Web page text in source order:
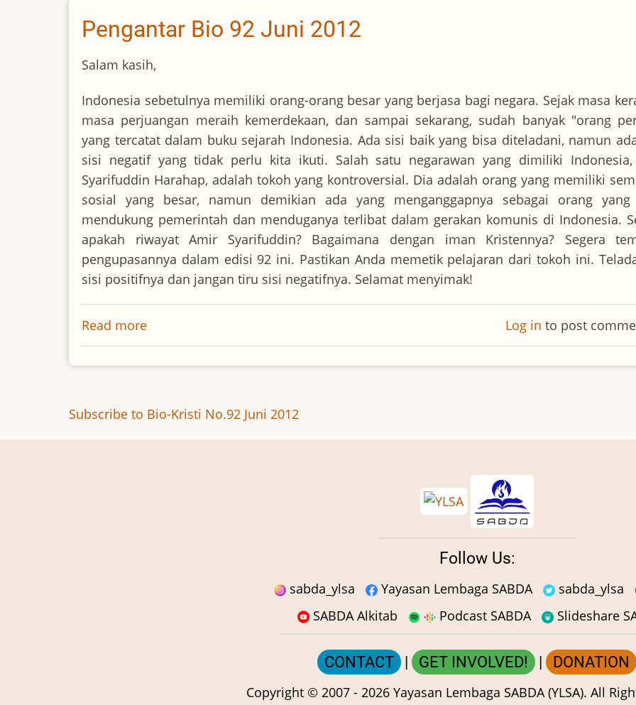
Presiden
Pengantar Bio 92 Juni 2012
Salam kasih,
Indonesia sebetulnya memiliki orang-orang besar yang berjasa bagi negara. Sejak masa
masa perjuangan meraih kemerdekaan, dan sampai sekarang, sudah banyak "orang
yang tercatat dalam buku sejarah Indonesia. Ada sisi baik yang bisa diteladani, namun
sisi negatif yang tidak perlu kita ikuti. Salah satu negarawan yang dimiliki
Syarifuddin Harahap, adalah tokoh yang kontroversial. Dia adalah orang yang memiliki
sosial yang besar, namun demikian ada yang menganggapnya sebagai orang
mendukung pemerintah dan menduganya terlibat dalam gerakan komunis di Indonesia.
apakah riwayat Amir Syarifuddin? Bagaimana dengan iman Kristennya? Segera
pengupasannya dalam edisi 92 ini. Pastikan Anda memetik pelajaran dari tokoh ini.
sisi positifnya dan jangan tiru sisi negatifnya. Selamat menyimak!
Read more
Pengantar
Bio
Juni
2012
Log in to post
Subscribe to Bio-Kristi No.92 Juni 2012
Follow Us:
sabda_ylsa Yayasan Lembaga SABDA
sabda_ylsa
SABDA Alkitab
Podcast SABDA Slideshare
CONTACT | GET INVOLVED! | DONATION
Copyright © 2007 - 2026 Yayasan Lembaga SABDA (YLSA). All